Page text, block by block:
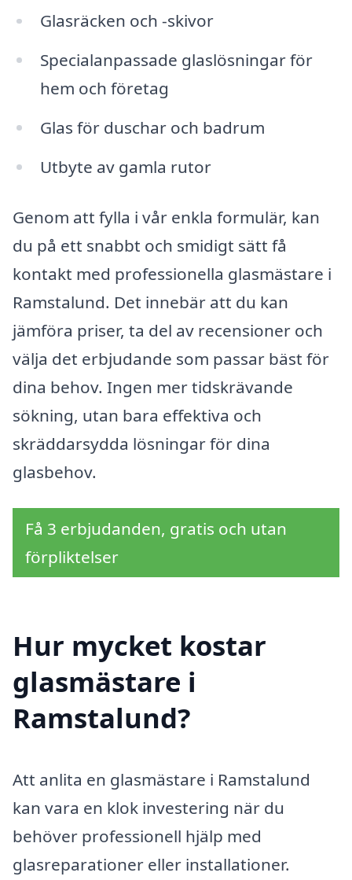
Glasräcken och -skivor
Specialanpassade glaslösningar för
hem och företag
Glas för duschar och badrum
Utbyte av gamla rutor
Genom att fylla i vår enkla formulär, kan
du på ett snabbt och smidigt sätt få
kontakt med professionella glasmästare i
Ramstalund. Det innebär att du kan
jämföra priser, ta del av recensioner och
välja det erbjudande som passar bäst för
dina behov. Ingen mer tidskrävande
sökning, utan bara effektiva och
skräddarsydda lösningar för dina
glasbehov.
Få 3 erbjudanden, gratis och utan
förpliktelser
Hur mycket kostar
glasmästare i
Ramstalund?
Att anlita en glasmästare i Ramstalund
kan vara en klok investering när du
behöver professionell hjälp med
glasreparationer eller installationer.